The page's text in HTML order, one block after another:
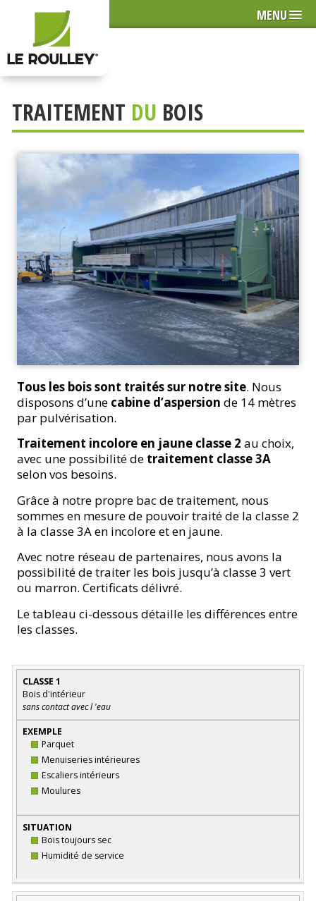
MENU
TRAITEMENT DU BOIS
Tous les bois sont traités sur notre site. Nous
disposons d’une cabine d’aspersion de 14 mètres
par pulvérisation.
Traitement incolore en jaune classe 2 au choix,
avec une possibilité de traitement classe 3A
selon vos besoins.
Grâce à notre propre bac de traitement, nous
sommes en mesure de pouvoir traité de la classe 2
à la classe 3A en incolore et en jaune.
Avec notre réseau de partenaires, nous avons la
possibilité de traiter les bois jusqu’à classe 3 vert
ou marron. Certificats délivré.
Le tableau ci-dessous détaille les différences entre
les classes.
CLASSE
D'EMPLOI
CLASSE 1
Bois d'intérieur
sans contact avec l 'eau
Parquet
Menuiseries intérieures
Escaliers intérieurs
Moulures
Bois toujours sec
Humidité de service